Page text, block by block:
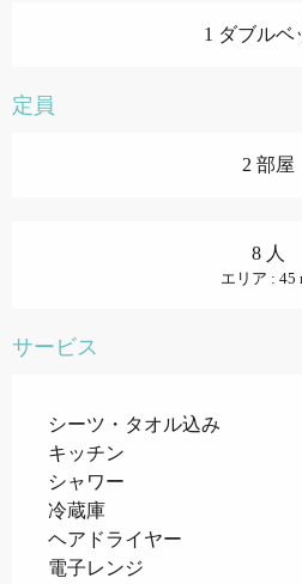
1 ダブルベ
定員
2 部屋
8 人
エリア : 45
サービス
シーツ・タオル込み
キッチン
シャワー
冷蔵庫
ヘアドライヤー
電子レンジ